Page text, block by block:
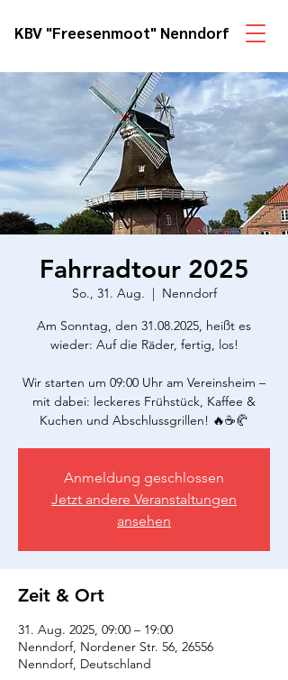
KBV "Freesenmoot" Nenndorf
Fahrradtour 2025
So., 31. Aug.
  |
Nenndorf
Am Sonntag, den 31.08.2025, heißt es
wieder: Auf die Räder, fertig, los!
Wir starten um 09:00 Uhr am Vereinsheim –
mit dabei: leckeres Frühstück, Kaffee &
Kuchen und Abschlussgrillen! 🔥☕🥐
Anmeldung geschlossen
Jetzt andere Veranstaltungen
ansehen
Zeit & Ort
31. Aug. 2025, 09:00 – 19:00
Nenndorf, Nordener Str. 56, 26556
Nenndorf, Deutschland